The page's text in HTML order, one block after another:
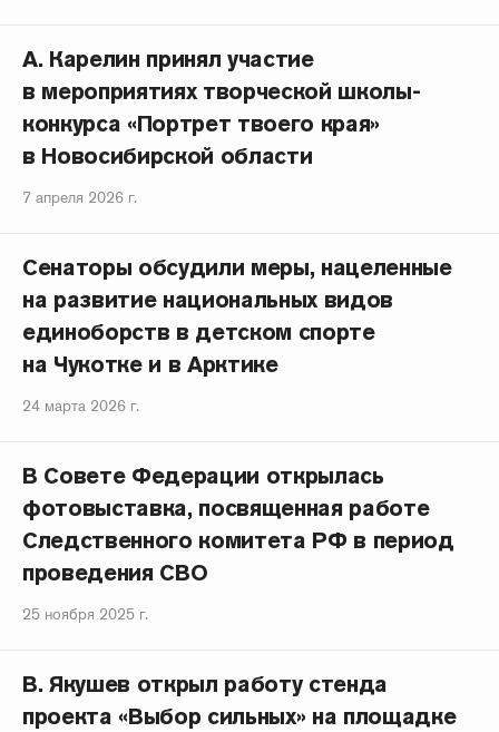
А. Карелин принял участие
в мероприятиях творческой школы-
конкурса «Портрет твоего края»
в Новосибирской области
7 апреля 2026 г.
Сенаторы обсудили меры, нацеленные
на развитие национальных видов
единоборств в детском спорте
на Чукотке и в Арктике
24 марта 2026 г.
В Совете Федерации открылась
фотовыставка, посвященная работе
Следственного комитета РФ в период
проведения СВО
25 ноября 2025 г.
В. Якушев открыл работу стенда
проекта «Выбор сильных» на площадке